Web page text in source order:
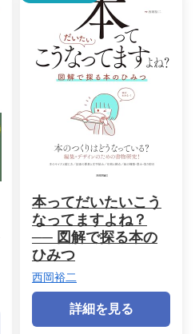
本ってだいたいこう
なってますよね？
── 図解で探る本の
ひみつ
西岡裕二
詳細を見る